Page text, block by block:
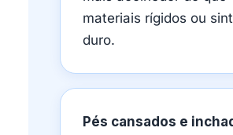
materiais rígidos ou
duro.
Pés cansados e